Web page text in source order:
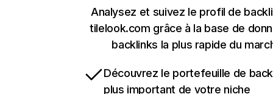
Analysez et suivez le profil de
tilelook.com grâce à la base de
backlinks la plus rapide du
Découvrez le portefeuille de
plus important de votre niche